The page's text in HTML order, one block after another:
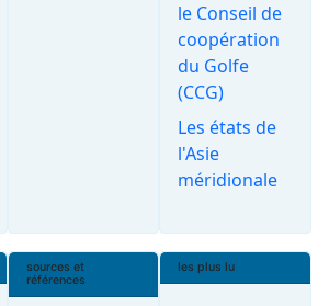
le Conseil de
coopération
du Golfe
(CCG)
Les états de
l'Asie
méridionale
sources et
références
les plus lu